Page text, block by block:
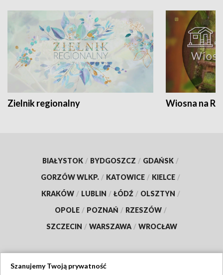
Zielnik regionalny Wiosna na
BIAŁYSTOK / BYDGOSZCZ / GDAŃSK /
GORZÓW WLKP. / KATOWICE / KIELCE /
KRAKÓW / LUBLIN / ŁÓDŹ / OLSZTYN /
OPOLE / POZNAŃ / RZESZÓW /
SZCZECIN / WARSZAWA / WROCŁAW
Szanujemy Twoją prywatność